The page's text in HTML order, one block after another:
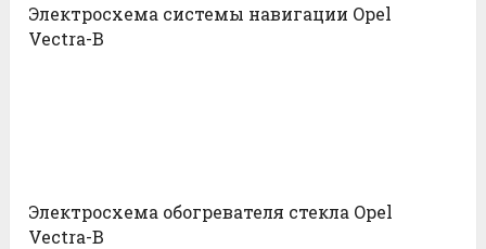
Электросхема системы навигации Opel
Vectra-B
Электросхема обогревателя стекла Opel
Vectra-B